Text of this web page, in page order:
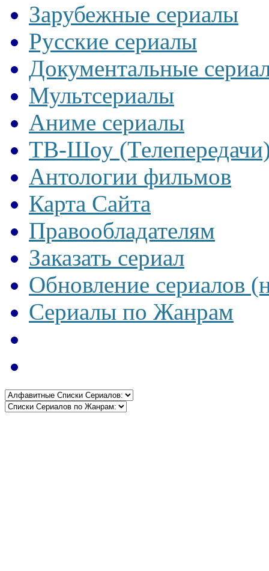
Зарубежные сериалы
Русские сериалы
Документальные
Мультсериалы
Аниме сериалы
ТВ-Шоу
Антологии фильмов
Карта Сайта
Правообладателям
Заказать сериал
Обновление сериалов
Сериалы по Жанрам